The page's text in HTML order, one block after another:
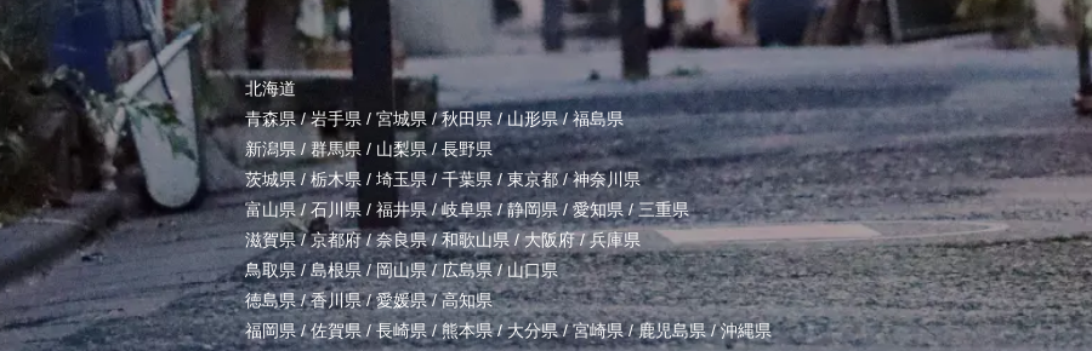
北海道
青森県/岩手県 / 宮城県 /秋田県 /山形県/福島県
新潟県 / 群馬県 / 山梨県/長野県
茨城県 / 栃木県 / 埼玉県/ 千葉県 /東京都/神奈川県
富山県/ 石川県 / 福井県/岐阜県/静岡県/ 愛知県 / 三重県
滋賀県/京都府/奈良県/和歌山県 /大阪府/兵庫県
鳥取県/島根県/岡山県/広島県/山口県
徳島県/香川県/愛媛県/高知県
福岡県/佐賀県/長崎県 /熊本県/大分県/宮崎県/鹿児島県/沖縄県